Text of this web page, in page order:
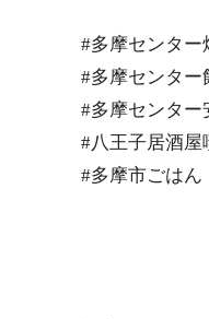
#多摩センター
#多摩センター
#多摩センター
#八王子居酒屋
#多摩市ごはん